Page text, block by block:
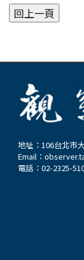
地址：106台北市
Email：
電話：02-2325-